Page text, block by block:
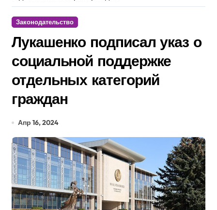
Законодательство
Лукашенко подписал указ о
социальной поддержке
отдельных категорий
граждан
Апр 16, 2024